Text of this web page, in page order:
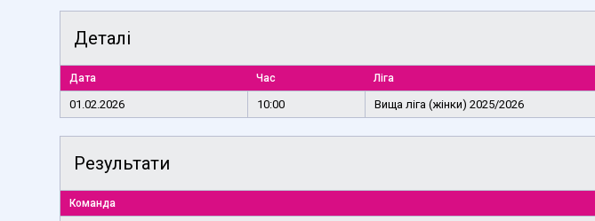
Деталі
Дата Час Ліга
01.02.2026 10:00 Вища ліга (жінки) 2025/2026
Результати
Команда